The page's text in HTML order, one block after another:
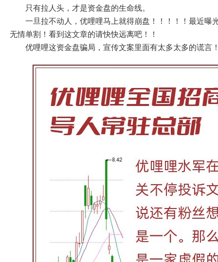
只有拉人头，才是资金盘的生命线。
一旦拉不动人，优哩哩马上就得崩盘！！！！！最近曝
无情单割！看到这文章的请快快远离吧！！
优哩哩这资金盘骗局，宣传文案里面有太多太多的谎言